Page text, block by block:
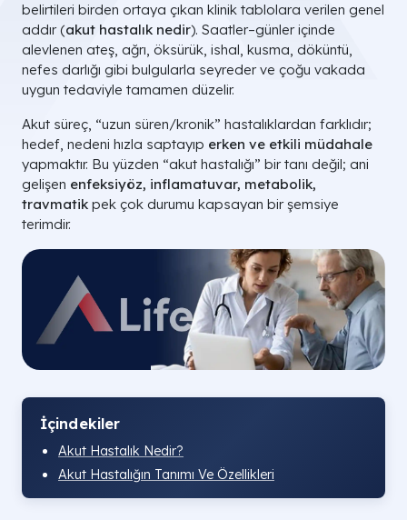
belirtileri birden ortaya çıkan klinik tablolara verilen genel
addır (akut hastalık nedir). Saatler–günler içinde
alevlenen ateş, ağrı, öksürük, ishal, kusma, döküntü,
nefes darlığı gibi bulgularla seyreder ve çoğu vakada
uygun tedaviyle tamamen düzelir.
Akut süreç, “uzun süren/kronik” hastalıklardan farklıdır;
hedef, nedeni hızla saptayıp erken ve etkili müdahale
yapmaktır. Bu yüzden “akut hastalığı” bir tanı değil; ani
gelişen enfeksiyöz, inflamatuvar, metabolik,
travmatik pek çok durumu kapsayan bir şemsiye
terimdir.
İçindekiler
Akut Hastalık Nedir?
Akut Hastalığın Tanımı Ve Özellikleri